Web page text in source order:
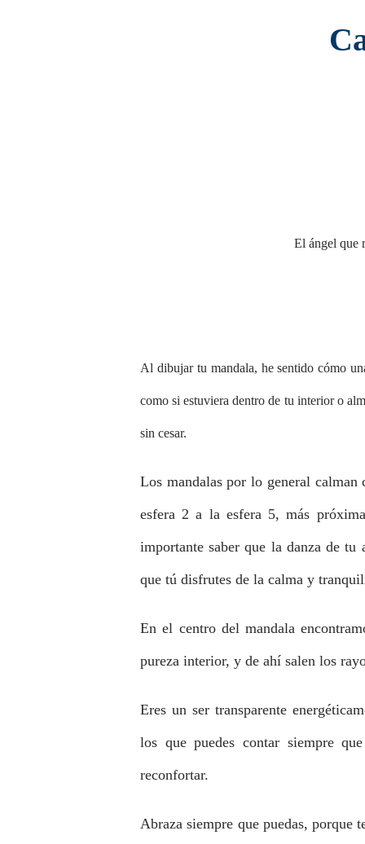
El ángel que
Al dibujar tu mandala, he sentido cómo
como si estuviera dentro de tu interior o
sin cesar.
Los mandalas por lo general calman
esfera 2 a la esfera 5, más
importante saber que la danza de tu
que tú disfrutes de la calma y
En el centro del mandala
pureza interior, y de ahí salen los
Eres un ser transparente
los que puedes contar siempre
reconfortar.
Abraza siempre que puedas, porque